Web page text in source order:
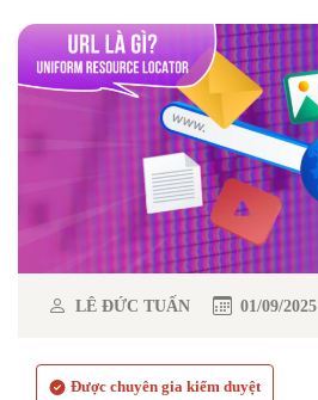
LÊ ĐỨC TUẤN 01/09/2025
Được chuyên gia kiểm duyệt